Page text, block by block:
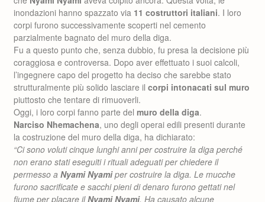
inondazioni hanno spazzato via 11 costruttori italiani. I loro
corpi furono successivamente scoperti nel cemento
parzialmente bagnato del muro della diga.
Fu a questo punto che, senza dubbio, fu presa la decisione più
coraggiosa e controversa. Dopo aver effettuato i suoi calcoli,
l’ingegnere capo del progetto ha deciso che sarebbe stato
strutturalmente più solido lasciare il corpi intonacati sul muro
piuttosto che tentare di rimuoverli.
Oggi, i loro corpi fanno parte del muro della diga.
Narciso Nhemachena, uno degli operai edili presenti durante
la costruzione del muro della diga, ha dichiarato:
“Ci sono voluti cinque lunghi anni per costruire la diga perché
non erano stati eseguiti i rituali adeguati per chiedere il
permesso a Nyami Nyamiper costruire la diga. Le mucche
furono sacrificate e sacchi pieni di denaro furono gettati nel
fiume per placare ilNyami Nyami. Ha causato alcune